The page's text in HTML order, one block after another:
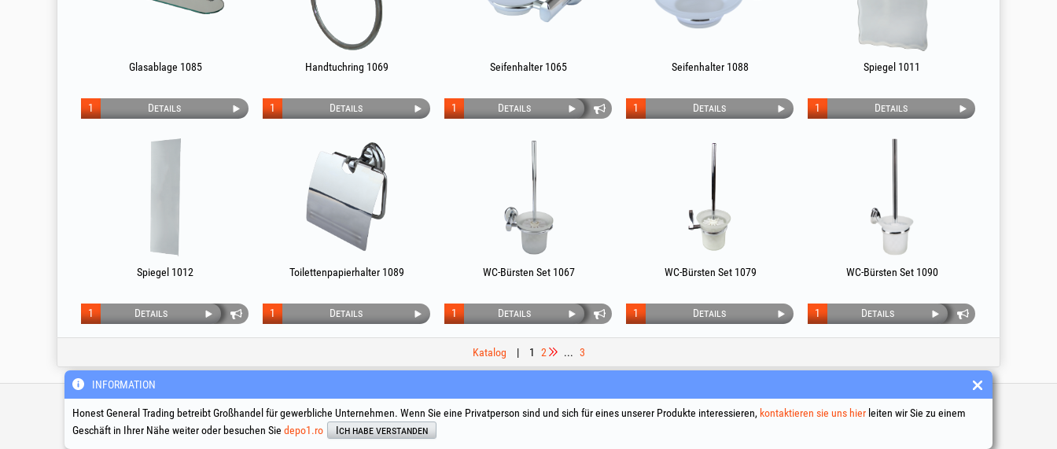
Glasablage 1085
Details
1
Handtuchring 1069
Details
1
Seifenhalter 1065
Details
1
Seifenhalter 1088
Details
1
Spiegel 1011
Details
1
Spiegel 1012
Details
1
Toilettenpapierhalter 1089
Details
1
WC-Bürsten Set 1067
Details
1
WC-Bürsten Set 1079
Details
1
WC-Bürsten Set 1090
Details
1
Katalog | 1 2 ... 3
Technische Hotline & Service Social Media Streitbeilegung Nützliche Links
INFORMATION
Honest General Trading betreibt Großhandel für gewerbliche Unternehmen. Wenn Sie eine Privatperson sind und sich für eines unserer Produkte interessieren, kontaktieren sie uns hier leiten wir Sie zu einem
Geschäft in Ihrer Nähe weiter oder besuchen Sie depo1.ro Ich habe verstanden